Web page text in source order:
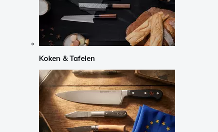
Koken & Tafelen